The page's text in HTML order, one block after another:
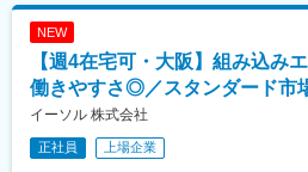
変更の範囲：会社の定める業務
・不具合解析や機能改善対応
■当社だからこそ実現できるエン
＜お取引社数3,900社＞
同業他社と比較をしても圧倒的な
当社独占のプロジェクトも多数あ
仕事があります。
＜FA制度＞
NEW
【週4在宅可・大阪】組み込み
働きやすさ◎／スタンダード市
イーソル 株式会社
正社員 上場企業